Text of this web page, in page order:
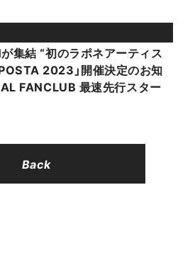
集結 “初のラポネアーティス
2023」開催決定のお知
FANCLUB 最速先行スター
Back